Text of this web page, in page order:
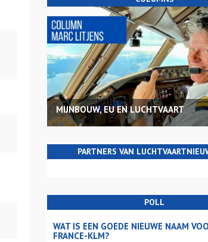
MIJNBOUW, EU EN LUCHTVAART
PARTNERS VAN
POLL
WAT IS EEN GOEDE NIEUWE NAAM
FRANCE-KLM?